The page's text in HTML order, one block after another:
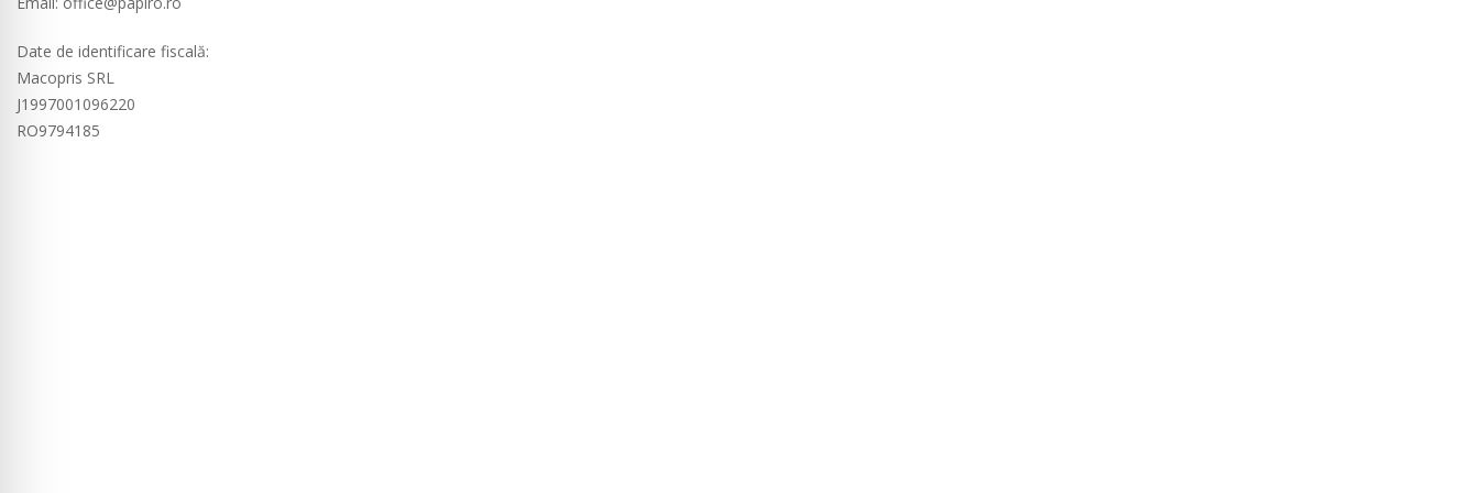
Date de identificare fiscală:
Macopris SRL
J1997001096220
RO9794185